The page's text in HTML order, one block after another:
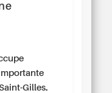
Gilles.